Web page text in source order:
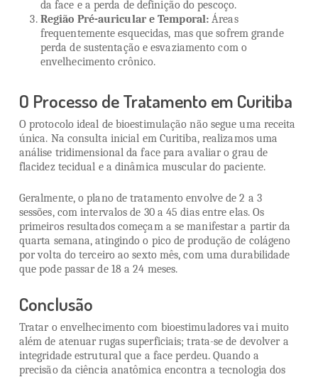
da face e a perda de definição do pescoço.
Região Pré-auricular e Temporal: Áreas
frequentemente esquecidas, mas que sofrem grande
perda de sustentação e esvaziamento com o
envelhecimento crônico.
O Processo de Tratamento em Curitiba
O protocolo ideal de bioestimulação não segue uma receita
única. Na consulta inicial em Curitiba, realizamos uma
análise tridimensional da face para avaliar o grau de
flacidez tecidual e a dinâmica muscular do paciente.
Geralmente, o plano de tratamento envolve de 2 a 3
sessões, com intervalos de 30 a 45 dias entre elas. Os
primeiros resultados começam a se manifestar a partir da
quarta semana, atingindo o pico de produção de colágeno
por volta do terceiro ao sexto mês, com uma durabilidade
que pode passar de 18 a 24 meses.
Conclusão
Tratar o envelhecimento com bioestimuladores vai muito
além de atenuar rugas superficiais; trata-se de devolver a
integridade estrutural que a face perdeu. Quando a
precisão da ciência anatômica encontra a tecnologia dos